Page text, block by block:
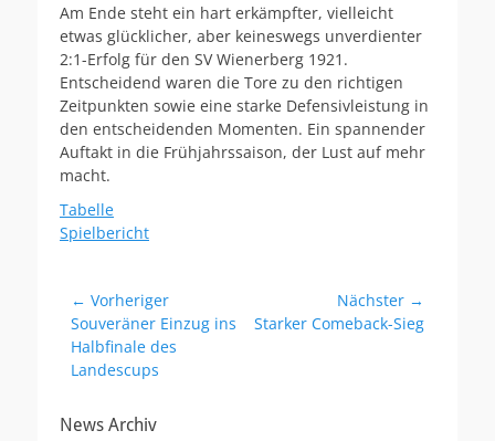
Am Ende steht ein hart erkämpfter, vielleicht
etwas glücklicher, aber keineswegs unverdienter
2:1-Erfolg für den SV Wienerberg 1921.
Entscheidend waren die Tore zu den richtigen
Zeitpunkten sowie eine starke Defensivleistung in
den entscheidenden Momenten. Ein spannender
Auftakt in die Frühjahrssaison, der Lust auf mehr
macht.
Tabelle
Spielbericht
Beitragsnavigation
← Vorheriger
Vorheriger
Beitrag:
Souveräner Einzug ins
Halbfinale des
Landescups
Nächster →
Nächster
Starker Comeback-Sieg
News Archiv